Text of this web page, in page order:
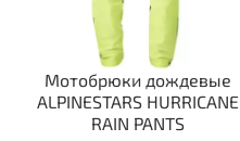
Мотобрюки дождевые
ALPINESTARS HURRICANE
RAIN PANTS